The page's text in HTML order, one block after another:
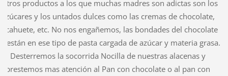
productos a los que muchas madres son adictas son los
azúcares y los untados dulces como las cremas de chocolate,
etc. No nos engañemos, las bondades del chocolate
están en ese tipo de pasta cargada de azúcar y materia grasa.
Desterremos la socorrida Nocilla de nuestras alacenas y
prestemos mas atención al Pan con chocolate o al pan con